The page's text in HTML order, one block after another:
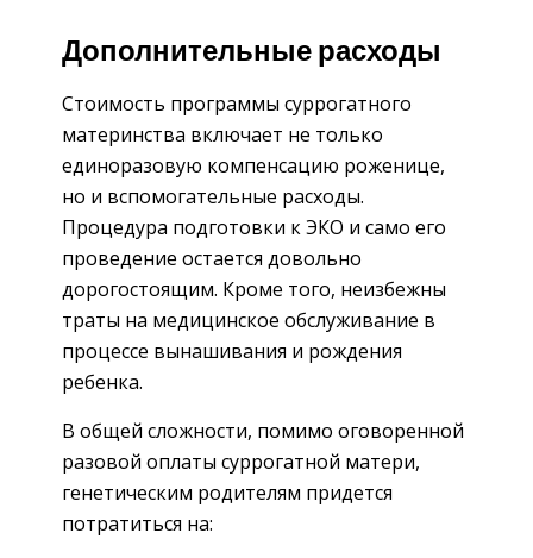
Дополнительные расходы
Стоимость программы суррогатного
материнства включает не только
единоразовую компенсацию роженице,
но и вспомогательные расходы.
Процедура подготовки к ЭКО и само его
проведение остается довольно
дорогостоящим. Кроме того, неизбежны
траты на медицинское обслуживание в
процессе вынашивания и рождения
ребенка.
В общей сложности, помимо оговоренной
разовой оплаты суррогатной матери,
генетическим родителям придется
потратиться на: